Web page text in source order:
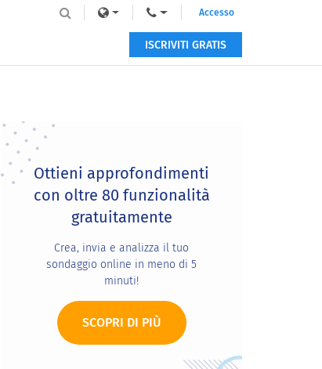
Accesso
ISCRIVITI GRATIS
Primary
Sidebar
Ottieni approfondimenti
con oltre 80 funzionalità
gratuitamente
Crea, invia e analizza il tuo
sondaggio online in meno di 5
minuti!
SCOPRI DI PIÙ